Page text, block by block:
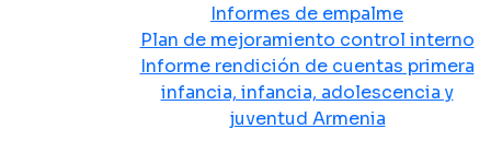
Informes de empalme
Plan de mejoramiento control interno
Informe rendición de cuentas primera
infancia, infancia, adolescencia y
juventud Armenia